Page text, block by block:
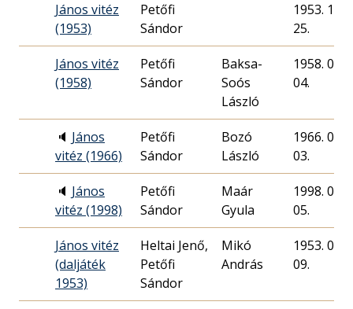
János vitéz
(1953)
Petőfi
Sándor
1953. 12.
25.
János vitéz
(1958)
Petőfi
Sándor
Baksa-
Soós
László
1958. 04.
04.
🔈 János
vitéz (1966)
Petőfi
Sándor
Bozó
László
1966. 04.
03.
🔈 János
vitéz (1998)
Petőfi
Sándor
Maár
Gyula
1998. 03.
05.
János vitéz
(daljáték
1953)
Heltai Jenő,
Petőfi
Sándor
Mikó
András
1953. 08.
09.